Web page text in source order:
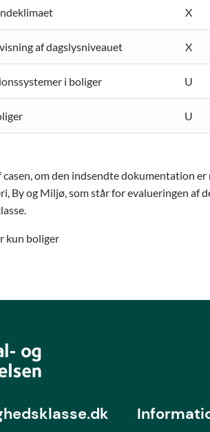
X
af dagslysniveauet X
i boliger U
U
casen, om den indsendte dokumentation
By og Miljø, som står for evalueringen af
kun boliger